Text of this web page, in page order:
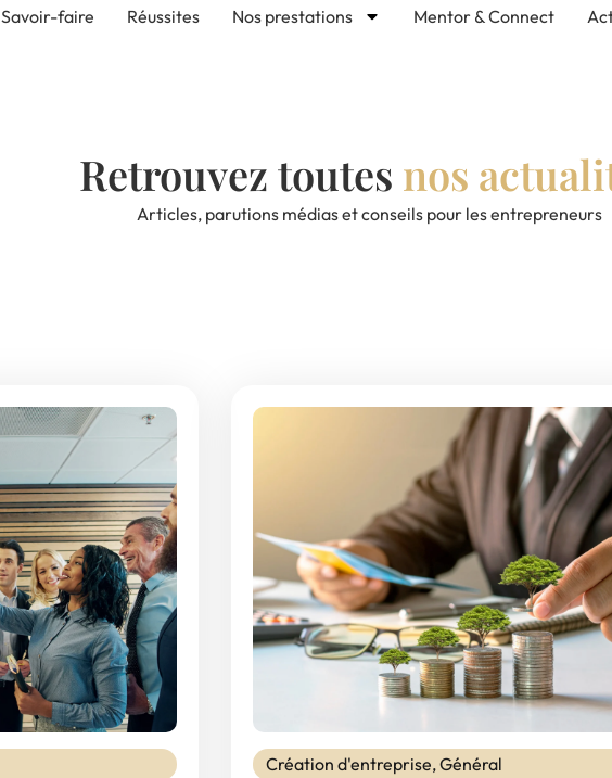
Savoir-faire Réussites Nos prestations Mentor & Connect
Retrouvez toutes nos
Articles, parutions médias et conseils pour les entrepreneurs
Création d'entreprise,Général